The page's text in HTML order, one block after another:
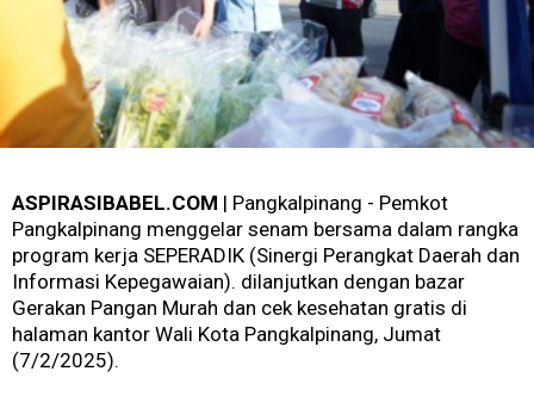
ASPIRASIBABEL.COM | Pangkalpinang - Pemkot
Pangkalpinang menggelar senam bersama dalam rangka
program kerja SEPERADIK (Sinergi Perangkat Daerah dan
Informasi Kepegawaian). dilanjutkan dengan bazar
Gerakan Pangan Murah dan cek kesehatan gratis di
halaman kantor Wali Kota Pangkalpinang, Jumat
(7/2/2025).